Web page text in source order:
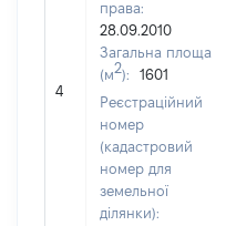
4
права:
28.09.2010
Загальна площа
(м2):
1601
Реєстраційний
номер
(кадастровий
номер для
земельної
ділянки):